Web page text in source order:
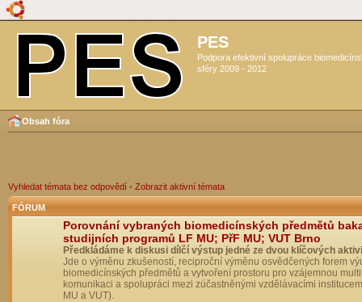
PES
Podpora efektivní spolupráce
sféry 2009 - 2012
Obsah fóra
Vyhledat témata bez odpovědí • Zobrazit aktivní témata
FÓRUM
Porovnání vybraných biomedicínských předmětů
studijních programů LF MU; PřF MU; VUT Brno
Předkládáme k diskusi dílčí výstup jedné ze dvou klíčových
Jde o výměnu zkušeností, reciproční výměnu osvědčených forem
biomedicínských předmětů a vytvoření prostoru pro vzájemnou
komunikaci a spolupráci mezi zúčastněnými vzdělávacími
MU a VUT).